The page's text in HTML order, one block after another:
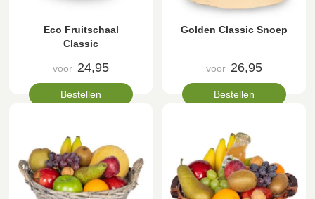
Eco Fruitschaal
Classic
voor 24,95
Bestellen
Golden Classic Snoep
voor 26,95
Bestellen